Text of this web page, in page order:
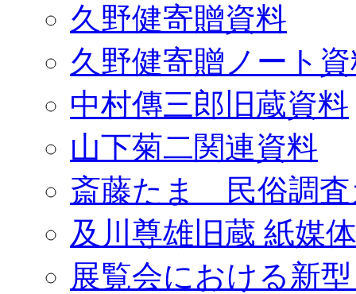
久野健寄贈資料
久野健寄贈ノート
中村傳三郎旧蔵資料
山下菊二関連資料
斎藤たま 民俗調査
及川尊雄旧蔵 紙媒
展覧会における新